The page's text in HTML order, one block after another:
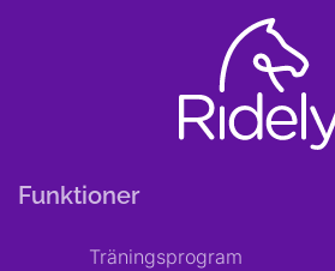
Funktioner
Träningsprogram